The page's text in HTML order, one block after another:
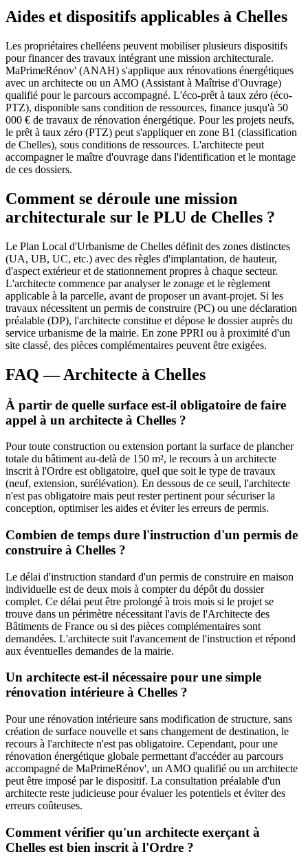
Aides et dispositifs applicables à Chelles
Les propriétaires chelléens peuvent mobiliser plusieurs dispositifs
pour financer des travaux intégrant une mission architecturale.
MaPrimeRénov' (ANAH) s'applique aux rénovations énergétiques
avec un architecte ou un AMO (Assistant à Maîtrise d'Ouvrage)
qualifié pour le parcours accompagné. L'éco-prêt à taux zéro (éco-
PTZ), disponible sans condition de ressources, finance jusqu'à 50
000 € de travaux de rénovation énergétique. Pour les projets neufs,
le prêt à taux zéro (PTZ) peut s'appliquer en zone B1 (classification
de Chelles), sous conditions de ressources. L'architecte peut
accompagner le maître d'ouvrage dans l'identification et le montage
de ces dossiers.
Comment se déroule une mission
architecturale sur le PLU de Chelles ?
Le Plan Local d'Urbanisme de Chelles définit des zones distinctes
(UA, UB, UC, etc.) avec des règles d'implantation, de hauteur,
d'aspect extérieur et de stationnement propres à chaque secteur.
L'architecte commence par analyser le zonage et le règlement
applicable à la parcelle, avant de proposer un avant-projet. Si les
travaux nécessitent un permis de construire (PC) ou une déclaration
préalable (DP), l'architecte constitue et dépose le dossier auprès du
service urbanisme de la mairie. En zone PPRI ou à proximité d'un
site classé, des pièces complémentaires peuvent être exigées.
FAQ — Architecte à Chelles
À partir de quelle surface est-il obligatoire de faire
appel à un architecte à Chelles ?
Pour toute construction ou extension portant la surface de plancher
totale du bâtiment au-delà de 150 m², le recours à un architecte
inscrit à l'Ordre est obligatoire, quel que soit le type de travaux
(neuf, extension, surélévation). En dessous de ce seuil, l'architecte
n'est pas obligatoire mais peut rester pertinent pour sécuriser la
conception, optimiser les aides et éviter les erreurs de permis.
Combien de temps dure l'instruction d'un permis de
construire à Chelles ?
Le délai d'instruction standard d'un permis de construire en maison
individuelle est de deux mois à compter du dépôt du dossier
complet. Ce délai peut être prolongé à trois mois si le projet se
trouve dans un périmètre nécessitant l'avis de l'Architecte des
Bâtiments de France ou si des pièces complémentaires sont
demandées. L'architecte suit l'avancement de l'instruction et répond
aux éventuelles demandes de la mairie.
Un architecte est-il nécessaire pour une simple
rénovation intérieure à Chelles ?
Pour une rénovation intérieure sans modification de structure, sans
création de surface nouvelle et sans changement de destination, le
recours à l'architecte n'est pas obligatoire. Cependant, pour une
rénovation énergétique globale permettant d'accéder au parcours
accompagné de MaPrimeRénov', un AMO qualifié ou un architecte
peut être imposé par le dispositif. La consultation préalable d'un
architecte reste judicieuse pour évaluer les potentiels et éviter des
erreurs coûteuses.
Comment vérifier qu'un architecte exerçant à
Chelles est bien inscrit à l'Ordre ?